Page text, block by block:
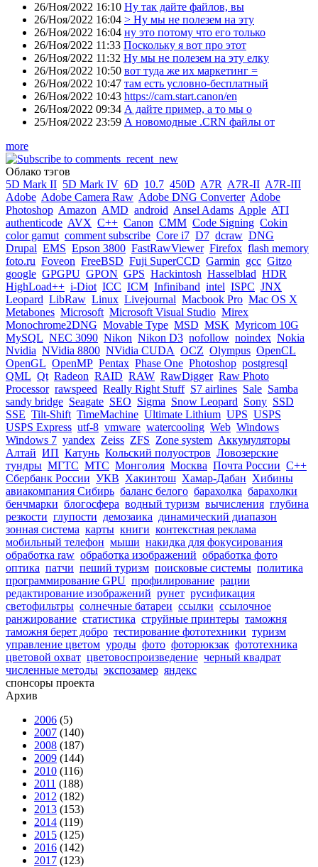
26/Ноя/2022 16:10 Ну так дайте файлов, вы
26/Ноя/2022 16:04 > Ну мы не полезем на эту
26/Ноя/2022 16:04 ну это потому что его только
26/Ноя/2022 11:33 Поскольку я вот про этот
26/Ноя/2022 11:32 Ну мы не полезем на эту елку
26/Ноя/2022 10:50 вот туда же их маркетинг =
26/Ноя/2022 10:47 там есть условно-бесплатный
26/Ноя/2022 10:43 https://cam.start.canon/en
26/Ноя/2022 09:34 А дайте пример, а то мы о
25/Ноя/2022 23:59 А новомодные .CRN файлы от
more
Облако тэгов
5D Mark II 5D Mark IV 6D 10.7 450D A7R A7R-II A7R-III
Adobe Adobe Camera Raw Adobe DNG Converter Adobe
Photoshop Amazon AMD android Ansel Adams Apple ATI
authenticode AVX C++ Canon CMM Code Signing Cokin
color gamut comment subscribe Core i7 D7 dcraw DNG
Drupal EMS Epson 3800 FastRawViewer Firefox flash memory
foto.ru Foveon FreeBSD Fuji SuperCCD Garmin gcc Gitzo
google GPGPU GPON GPS Hackintosh Hasselblad HDR
HighLoad++ i-Diot ICC ICM Infiniband intel ISPC JNX
Leopard LibRaw Linux Livejournal Macbook Pro Mac OS X
Metabones Microsoft Microsoft Visual Studio Mirex
Monochrome2DNG Movable Type MSD MSK Myricom 10G
MySQL NEC 3090 Nikon Nikon D3 nofollow noindex Nokia
Nvidia NVidia 8800 NVidia CUDA OCZ Olympus OpenCL
OpenGL OpenMP Pentax Phase One Photoshop postgresql
QML Qt Radeon RAID RAW RawDigger Raw Photo
Processor rawspeed Really Right Stuff S7 airlines Sale Samba
sandy bridge Seagate SEO Sigma Snow Leopard Sony SSD
SSE Tilt-Shift TimeMachine Ultimate Lithium UPS USPS
USPS Express utf-8 vmware watercooling Web Windows
Windows 7 yandex Zeiss ZFS Zone system Аккумуляторы
Алтай ИП Катунь Кольский полуостров Ловозерские
тундры МГТС МТС Монголия Москва Почта России С++
Сбербанк России УКВ Хакинтош Хамар-Дабан Хибины
авиакомпания Сибирь баланс белого барахолка барахолки
бенчмарки блогосфера водный туризм вычисления глубина
резкости глупости демозаика динамический диапазон
зонная система карты книги контекстная реклама
мобильный телефон мыши накидка для фокусирования
обработка raw обработка изображений обработка фото
оптика патчи пеший туризм поисковые системы политика
программирование GPU профилирование рации
редактирование изображений рунет русификация
светофильтры солнечные батареи ссылки ссылочное
ранжирование статистика струйные принтеры таможня
таможня берет добро тестирование фототехники туризм
управление цветом уроды фото фоторюкзак фототехника
цветовой охват цветовоспроизведение черный квадрат
численные методы экспозамер яндекс
спонсоры проекта
Архив
2006 (5)
2007 (140)
2008 (187)
2009 (144)
2010 (116)
2011 (188)
2012 (182)
2013 (153)
2014 (119)
2015 (125)
2016 (142)
2017 (123)